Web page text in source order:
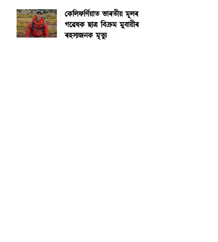
কেলিফৰ্ণিয়াত ভাৰতীয় মূলৰ
গৱেষক ছাত্ৰ বিক্ৰম মুবায়ীৰ
ৰহস্যজনক মৃত্যু